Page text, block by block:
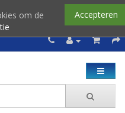
Accepteren
om de